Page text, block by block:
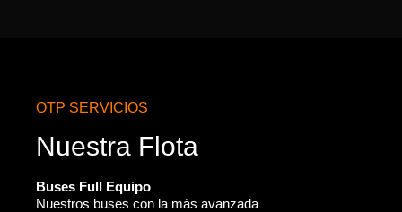
OTP SERVICIOS
Nuestra Flota
Buses Full Equipo
Nuestros buses con la más avanzada